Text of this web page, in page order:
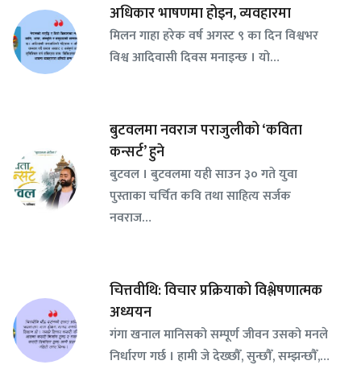
अधिकार भाषणमा होइन, व्यवहारमा
मिलन गाहा हरेक वर्ष अगस्ट ९ का दिन विश्वभर
विश्व आदिवासी दिवस मनाइन्छ । यो…
बुटवलमा नवराज पराजुलीको ‘कविता
कन्सर्ट’ हुने
बुटवल । बुटवलमा यही साउन ३० गते युवा
पुस्ताका चर्चित कवि तथा साहित्य सर्जक
नवराज…
चित्तवीथि: विचार प्रक्रियाको विश्लेषणात्मक
अध्ययन
गंगा खनाल मानिसको सम्पूर्ण जीवन उसको मनले
निर्धारण गर्छ । हामी जे देख्छौँ, सुन्छौँ, सम्झन्छौँ,…